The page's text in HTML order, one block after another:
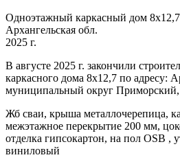
Одноэтажный каркасный дом
Архангельская обл.
2025 г.
В августе 2025 г. закончили
каркасного дома 8х12,7 по адресу:
муниципальный округ Приморский,
Жб сваи, крыша металлочерепица,
межэтажное перекрытие 200 мм,
отделка гипсокартон, на пол OSB ,
виниловый